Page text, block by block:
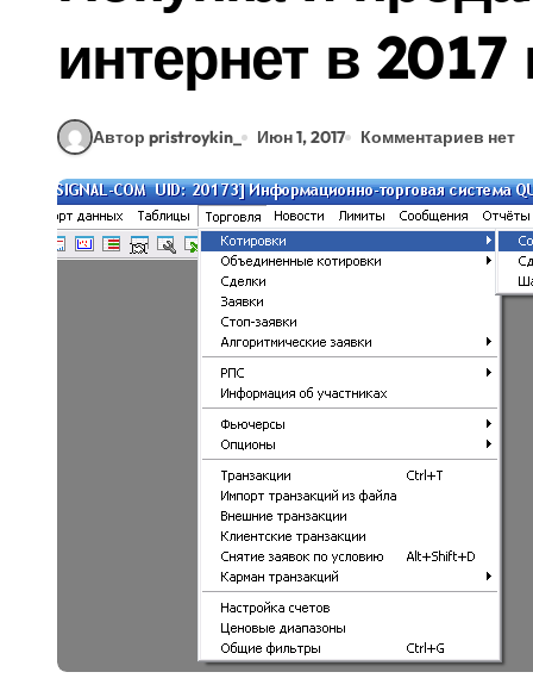
интернет в 2017
Автор pristroykin_ Июн 1, 2017 Комментариев нет